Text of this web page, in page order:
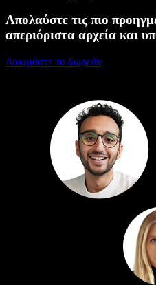
Απολαύστε τις πιο
απεριόριστα αρχεία και
Δοκιμάστε το δωρεάν